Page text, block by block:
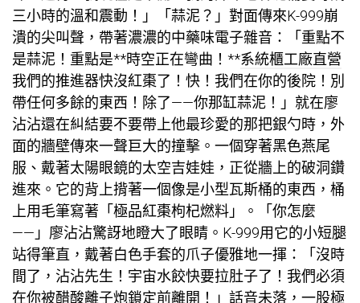
三小時的溫和震動！」「蒜泥？」對面傳來K-999崩
潰的尖叫聲，帶著濃濃的中藥味電子雜音：「重點不
是蒜泥！重點是**時空正在彎曲！**系統櫃工廠直營
我們的推進器快沒紅棗了！快！我們在你的後院！別
帶任何多餘的東西！除了——你那缸蒜泥！」就在廖
沾沾還在糾結要不要帶上他最珍愛的那把銀勺時，外
面的牆壁傳來一聲巨大的撞擊。一個穿著黑色燕尾
服、戴著太陽眼鏡的太空吉娃娃，正從牆上的破洞鑽
進來。它的背上揹著一個像是小型瓦斯桶的東西，桶
上用毛筆寫著「極品紅棗枸杞燃料」。「你怎麼
——」廖沾沾驚訝地瞪大了眼睛。K-999用它的小短腿
站得筆直，戴著白色手套的爪子優雅地一揮：「沒時
間了，沾沾先生！宇宙水餃快要拉肚子了！我們必須
在你被醋酸離子炮鎖定前離開！」話音未落，一股極